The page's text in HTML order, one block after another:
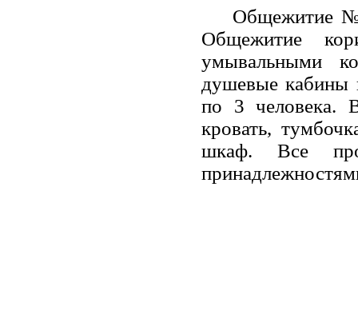
Общежитие № 1
Общежитие
умывальными
душевые кабины
по 3 человека.
кровать,
шкаф. Все